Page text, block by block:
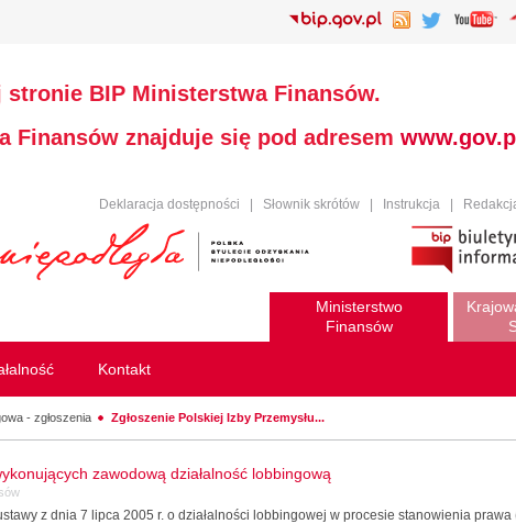
BIP Ministerstwa Finansów.
Finansów znajduje się pod adresem
Deklaracja dostępności Słownik skrótów Instrukcja
Ministerstwo
Finansów
Kontakt
- zgłoszenia Zgłoszenie Polskiej Izby Przemysłu...
zawodową działalność lobbingową
z dnia 7 lipca 2005 r. o działalności lobbingowej w procesie stanowienia prawa